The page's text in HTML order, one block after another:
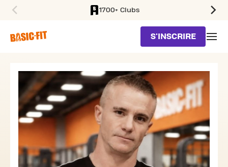
1700+ Clubs
S'INSCRIRE